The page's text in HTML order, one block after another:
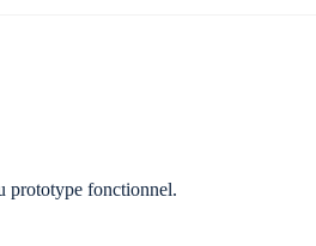
prototype fonctionnel.